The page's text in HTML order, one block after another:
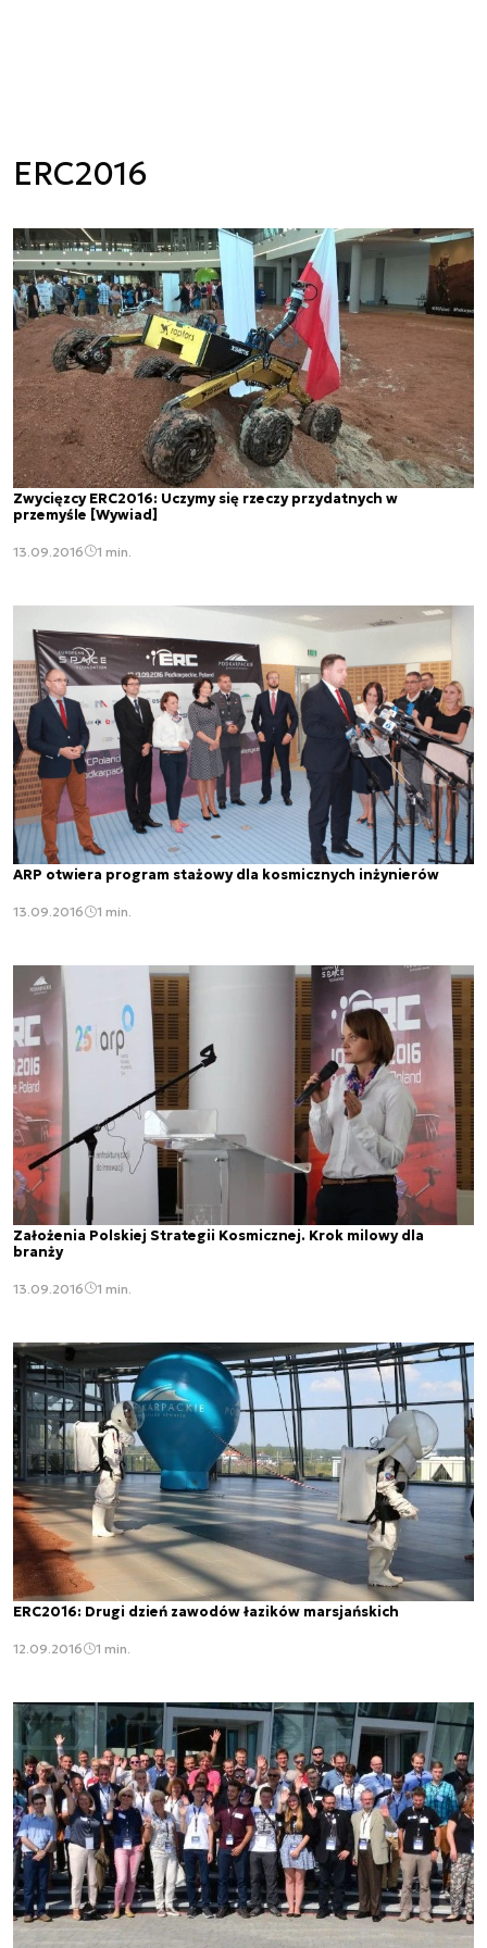
ERC2016
Zwycięzcy ERC2016: Uczymy się rzeczy przydatnych w
przemyśle [Wywiad]
13.09.2016 1 min.
ARP otwiera program stażowy dla kosmicznych inżynierów
13.09.2016 1 min.
Założenia Polskiej Strategii Kosmicznej. Krok milowy dla
branży
13.09.2016 1 min.
ERC2016: Drugi dzień zawodów łazików marsjańskich
12.09.2016 1 min.